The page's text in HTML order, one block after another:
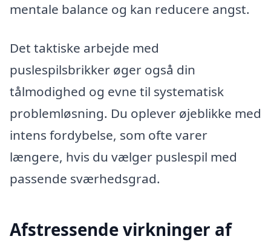
mentale balance og kan reducere angst.
Det taktiske arbejde med
puslespilsbrikker øger også din
tålmodighed og evne til systematisk
problemløsning. Du oplever øjeblikke med
intens fordybelse, som ofte varer
længere, hvis du vælger puslespil med
passende sværhedsgrad.
Afstressende virkninger af